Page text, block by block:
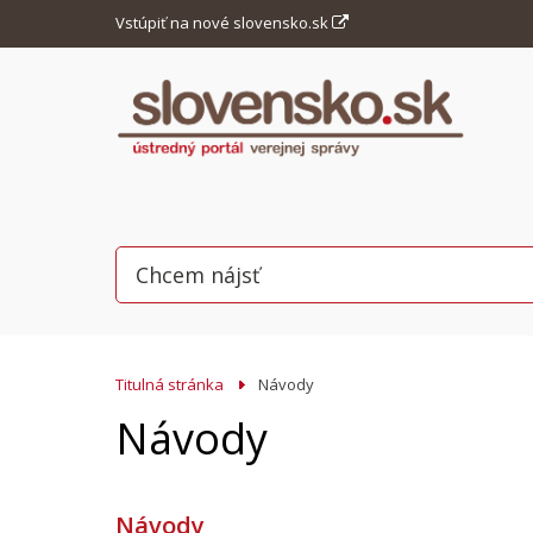
Vstúpiť na nové slovensko.sk
Titulná stránka Návody
Návody
Návody